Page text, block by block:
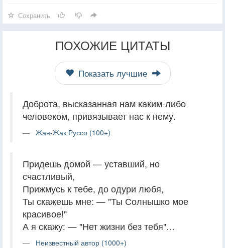
Сохранить
ПОХОЖИЕ ЦИТАТЫ
Показать лучшие
Доброта, высказанная нам каким-либо
человеком, привязывает нас к нему.
Жан-Жак Руссо (100+)
Придешь домой — уставший, но
счастливый,
Прижмусь к тебе, до одури любя,
Ты скажешь мне: — "Ты Солнышко мое
красивое!"
А я скажу: — "Нет жизни без тебя"…
Неизвестный автор (1000+)